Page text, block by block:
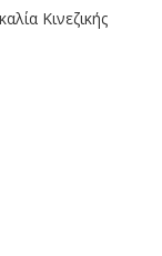
Κινεζικής